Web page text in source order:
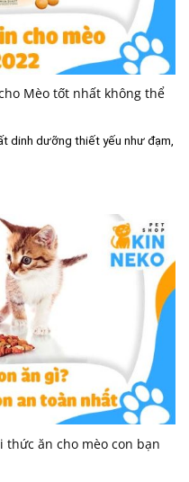
Mèo tốt nhất không thể
dinh dưỡng thiết yếu như đạm,
thức ăn cho mèo con bạn